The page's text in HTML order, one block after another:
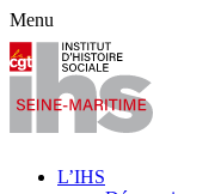
Menu
L’IHS